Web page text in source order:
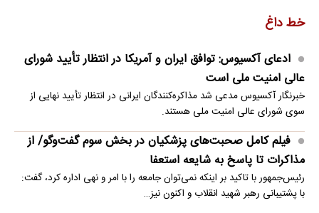
خط داغ
ادعای آکسیوس: توافق ایران و آمریکا در انتظار تأیید شورای
عالی امنیت ملی است
خبرنگار آکسیوس مدعی شد مذاکره‌کنندگان ایرانی در انتظار تأیید نهایی از
سوی شورای عالی امنیت ملی هستند.
فیلم کامل صحبت‌های پزشکیان در بخش سوم گفت‌وگو/ از
مذاکرات تا پاسخ به شایعه استعفا
رئیس‌جمهور با تاکید بر اینکه نمی‌توان جامعه را با امر و نهی اداره کرد، گفت:
با پشتیبانی رهبر شهید انقلاب و اکنون نیز…